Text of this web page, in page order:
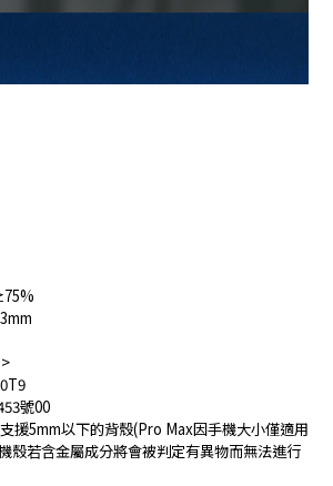
號00
援5mm以下的背殼(Pro Max因手機大小僅適用
殼若含金屬成分將會被判定有異物而無法進行